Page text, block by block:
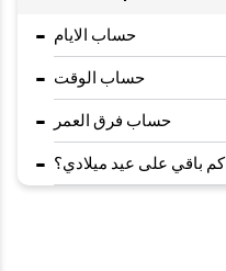
- حساب الايام
- حساب الوقت
- حساب فرق العمر
- كم باقي على عيد ميلادي؟